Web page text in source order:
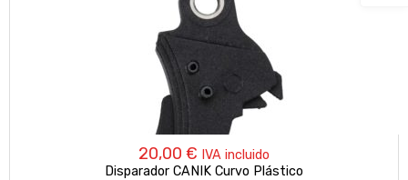
20,00 € IVA incluido
Disparador CANIK Curvo Plástico